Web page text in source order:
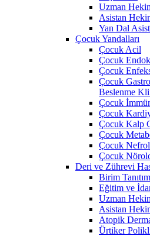
Uzman
Asistan
Yan Dal
Çocuk Yandalları
Çocuk Acil
Çocuk
Çocuk
Çocuk
Beslenme
Çocuk
Çocuk
Çocuk Kalp
Çocuk
Çocuk
Çocuk
Deri ve Zührevi
Birim
Eğitim ve
Uzman
Asistan
Atopik
Ürtiker